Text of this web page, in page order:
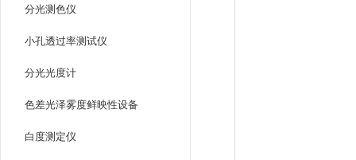
分光测色仪
小孔透过率测试仪
分光光度计
色差光泽雾度鲜映性设备
白度测定仪